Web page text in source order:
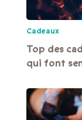
Cadeaux
Top des
qui font